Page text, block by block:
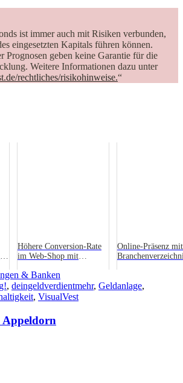
ist immer auch mit Risiken verbunden,
eingesetzten Kapitals führen können.
Prognosen geben keine Garantie für die
Weitere Informationen dazu unter
rechtliches/risikohinweise.“
Höhere Conversion-Rate
im Web-Shop mit
Präsentation
Online-Präsenz mit
& Banken
, deingeldverdientmehr, Geldanlage,
, VisualVest